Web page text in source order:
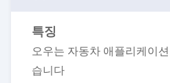
특징
오우는 자동차 애플리케이
습니다